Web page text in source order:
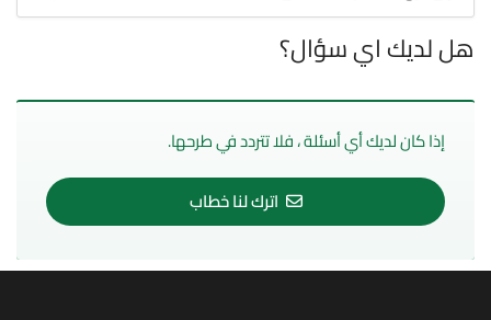
هل لديك اي سؤال؟
إذا كان لديك أي أسئلة ، فلا تتردد في طرحها.
اترك لنا خطاب